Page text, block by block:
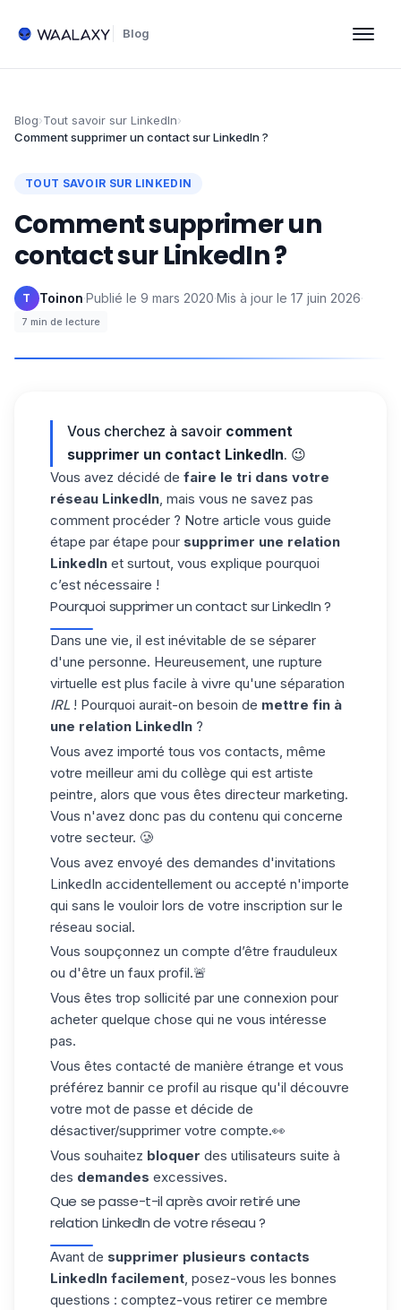
Blog
Blog›Tout savoir sur LinkedIn›
Comment supprimer un contact sur LinkedIn ?
TOUT SAVOIR SUR LINKEDIN
Comment supprimer un
contact sur LinkedIn ?
T Toinon·Publié le 9 mars 2020·Mis à jour le 17 juin 2026·
7 min de lecture
Vous cherchez à savoir comment
supprimer un contact LinkedIn. 😉
Vous avez décidé de faire le tri dans votre
réseau LinkedIn, mais vous ne savez pas
comment procéder ? Notre article vous guide
étape par étape pour supprimer une relation
LinkedIn et surtout, vous explique pourquoi
c’est nécessaire !
Pourquoi supprimer un contact sur LinkedIn ?
Dans une vie, il est inévitable de se séparer
d'une personne. Heureusement, une rupture
virtuelle est plus facile à vivre qu'une séparation
IRL ! Pourquoi aurait-on besoin de mettre fin à
une relation LinkedIn ?
Vous avez importé tous vos contacts, même
votre meilleur ami du collège qui est artiste
peintre, alors que vous êtes directeur marketing.
Vous n'avez donc pas du contenu qui concerne
votre secteur. 🥲
Vous avez envoyé des demandes d'invitations
LinkedIn accidentellement ou accepté n'importe
qui sans le vouloir lors de votre inscription sur le
réseau social.
Vous soupçonnez un compte d’être frauduleux
ou d'être un faux profil.🚨
Vous êtes trop sollicité par une connexion pour
acheter quelque chose qui ne vous intéresse
pas.
Vous êtes contacté de manière étrange et vous
préférez bannir ce profil au risque qu'il découvre
votre mot de passe et décide de
désactiver/supprimer votre compte.👀
Vous souhaitez bloquer des utilisateurs suite à
des demandes excessives.
Que se passe-t-il après avoir retiré une
relation LinkedIn de votre réseau ?
Avant de supprimer plusieurs contacts
LinkedIn facilement, posez-vous les bonnes
questions : comptez-vous retirer ce membre